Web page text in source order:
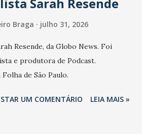
Braga julho 31, 2026
Resende, da Globo News. Foi
e produtora de Podcast.
de São Paulo.
UM COMENTÁRIO LEIA MAIS »